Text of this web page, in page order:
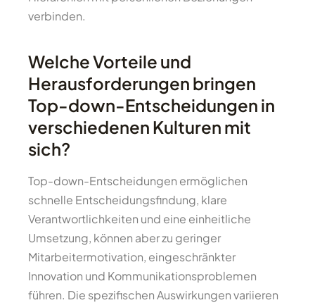
verbinden.
Welche Vorteile und
Herausforderungen bringen
Top-down-Entscheidungen in
verschiedenen Kulturen mit
sich?
Top-down-Entscheidungen ermöglichen
schnelle Entscheidungsfindung, klare
Verantwortlichkeiten und eine einheitliche
Umsetzung, können aber zu geringer
Mitarbeitermotivation, eingeschränkter
Innovation und Kommunikationsproblemen
führen. Die spezifischen Auswirkungen variieren